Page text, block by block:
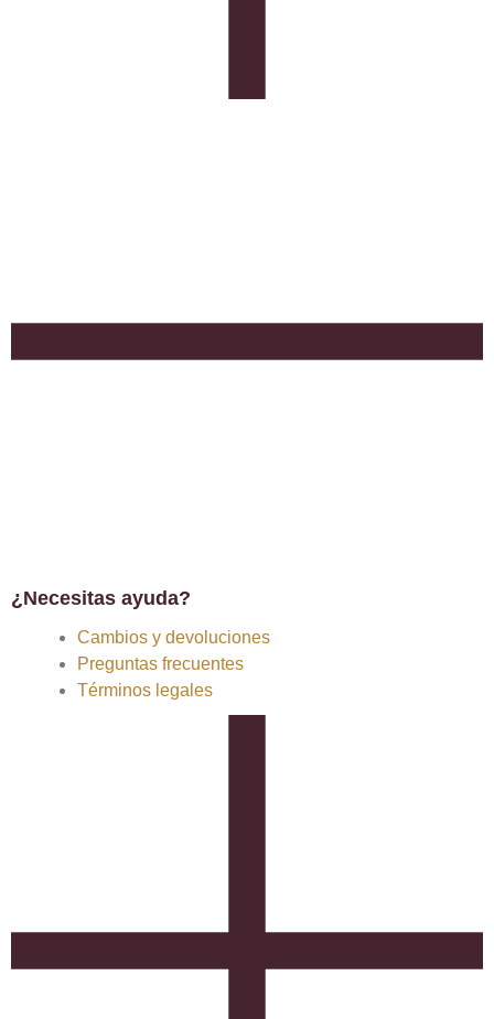
¿Necesitas ayuda?
Cambios y devoluciones
Preguntas frecuentes
Términos legales